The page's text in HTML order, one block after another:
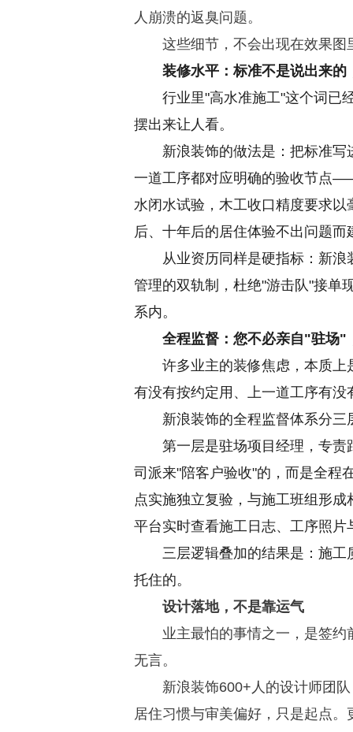
人崩溃的返臭问题。
这些细节，不会出现在效果
装修水平：标准不是说出来的
行业里"高水准施工"这个词已
摆出来让人看。
新浪装饰的做法是：把标准
一道工序都对应明确的验收节点
水闭水试验，木工收口精度要求
后、十年后的居住体验不出问题而
从业资历同样是硬指标：新
管理的双轨制，杜绝"游击队"接单
系内。
全程监督：您不必亲自"驻场"
许多业主的装修焦虑，本质
有没有按约定用、上一道工序有没
新浪装饰的全程监督体系分三
第一层是驻场项目经理，专
司派来"陪客户验收"的，而是全程
点实施独立复验，与施工班组形
平台实时查看施工日志、工序照
三层逻辑叠加的结果是：施
托住的。
设计落地，不是靠运气
业主最怕的事情之一，是签
无言。
新浪装饰600+人的设计师团
居住习惯与审美偏好，只是起点